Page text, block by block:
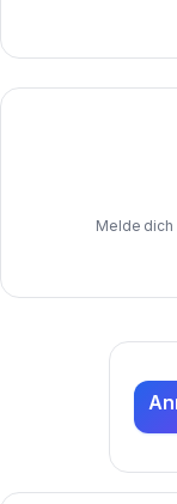
Melde dich